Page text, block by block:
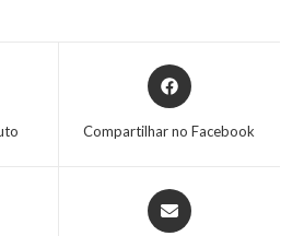
Compartilhar no Facebook